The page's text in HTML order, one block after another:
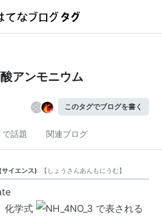
アンモニウム
このタグでブログを書く
で話題 関連ブログ
(サイエンス) 【 しょうさんあんもにうむ】
化学式
で表される